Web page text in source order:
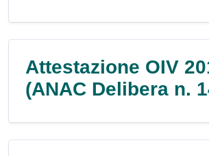
Attestazione OIV
(ANAC Delibera n.